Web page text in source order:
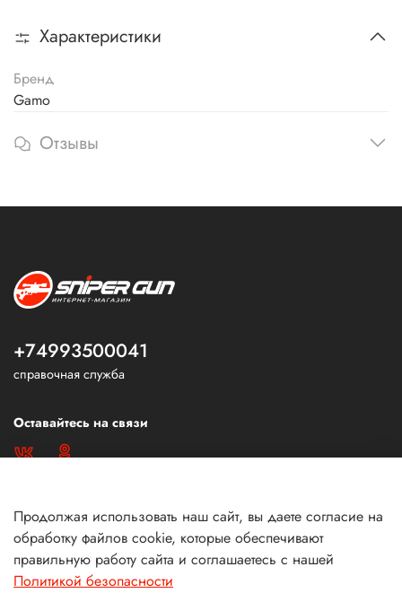
Характеристики
Бренд
Gamo
Отзывы
+74993500041
справочная служба
Оставайтесь на связи
Продолжая использовать наш сайт, вы даете согласие на
обработку файлов cookie, которые обеспечивают
правильную работу сайта и соглашаетесь с нашей
Политикой безопасности